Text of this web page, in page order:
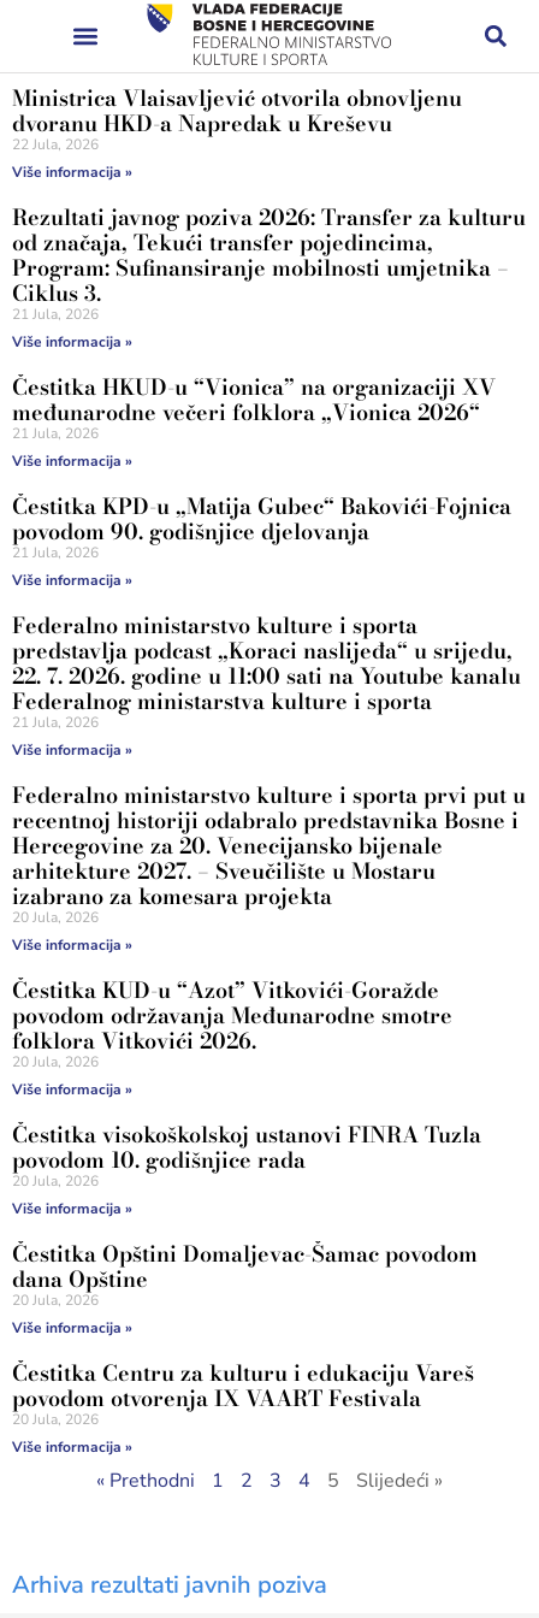
Ministrica Vlaisavljević otvorila obnovljenu
dvoranu HKD-a Napredak u Kreševu
22 Jula, 2026
Više informacija »
Rezultati javnog poziva 2026: Transfer za kulturu
od značaja, Tekući transfer pojedincima,
Program: Sufinansiranje mobilnosti umjetnika –
Ciklus 3.
21 Jula, 2026
Više informacija »
Čestitka HKUD-u “Vionica” na organizaciji XV
međunarodne večeri folklora „Vionica 2026“
21 Jula, 2026
Više informacija »
Čestitka KPD-u „Matija Gubec“ Bakovići-Fojnica
povodom 90. godišnjice djelovanja
21 Jula, 2026
Više informacija »
Federalno ministarstvo kulture i sporta
predstavlja podcast „Koraci naslijeđa“ u srijedu,
22. 7. 2026. godine u 11:00 sati na Youtube kanalu
Federalnog ministarstva kulture i sporta
21 Jula, 2026
Više informacija »
Federalno ministarstvo kulture i sporta prvi put u
recentnoj historiji odabralo predstavnika Bosne i
Hercegovine za 20. Venecijansko bijenale
arhitekture 2027. – Sveučilište u Mostaru
izabrano za komesara projekta
20 Jula, 2026
Više informacija »
Čestitka KUD-u “Azot” Vitkovići-Goražde
povodom održavanja Međunarodne smotre
folklora Vitkovići 2026.
20 Jula, 2026
Više informacija »
Čestitka visokoškolskoj ustanovi FINRA Tuzla
povodom 10. godišnjice rada
20 Jula, 2026
Više informacija »
Čestitka Opštini Domaljevac-Šamac povodom
dana Opštine
20 Jula, 2026
Više informacija »
Čestitka Centru za kulturu i edukaciju Vareš
povodom otvorenja IX VAART Festivala
20 Jula, 2026
Više informacija »
« Prethodni 1 2 3 4 5 Slijedeći »
Arhiva rezultati javnih poziva